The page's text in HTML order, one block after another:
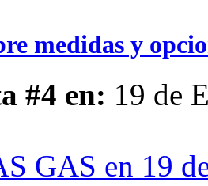
medidas y
#4 en: 19 de
GAS en 19